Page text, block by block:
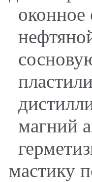
магний
мастику